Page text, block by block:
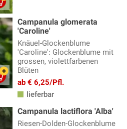
- Oenothera
(8)
- Geum(9)
- Origanum(9)
- Anaphalis(2)
(63)
Campanula glomerata
'Caroline'
Knäuel-Glockenblume
'Caroline': Glockenblume mit
grossen, violettfarbenen
Blüten
ab € 6,25/Pfl.
lieferbar
Campanula lactiflora 'Alba'
Riesen-Dolden-Glockenblume